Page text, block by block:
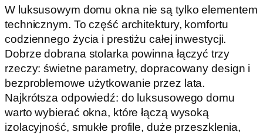
W luksusowym domu okna nie są tylko elementem
technicznym. To część architektury, komfortu
codziennego życia i prestiżu całej inwestycji.
Dobrze dobrana stolarka powinna łączyć trzy
rzeczy: świetne parametry, dopracowany design i
bezproblemowe użytkowanie przez lata.
Najkrótsza odpowiedź: do luksusowego domu
warto wybierać okna, które łączą wysoką
izolacyjność, smukłe profile, duże przeszklenia,